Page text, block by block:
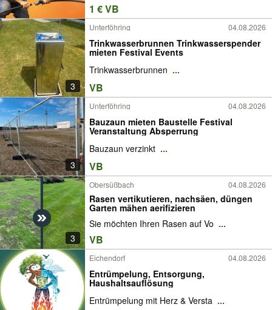
1 € VB
3
Unterföhring 04.08.2026
Trinkwasserbrunnen Trinkwasserspender
mieten Festival Events
Trinkwasserbrunnen ...
VB
3
Unterföhring 04.08.2026
Bauzaun mieten Baustelle Festival
Veranstaltung Absperrung
Bauzaun verzinkt ...
VB
3
Obersüßbach 04.08.2026
Rasen vertikutieren, nachsäen, düngen
Garten mähen aerifizieren
Sie möchten Ihren Rasen auf Vo ...
VB
Eichendorf 04.08.2026
Entrümpelung, Entsorgung,
Haushaltsauflösung
Entrümpelung mit Herz & Versta ...